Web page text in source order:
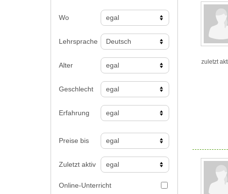
Wo
Lehrsprache
Alter
Geschlecht
Erfahrung
Preise bis
Zuletzt aktiv
Online-Unterricht
zuletzt